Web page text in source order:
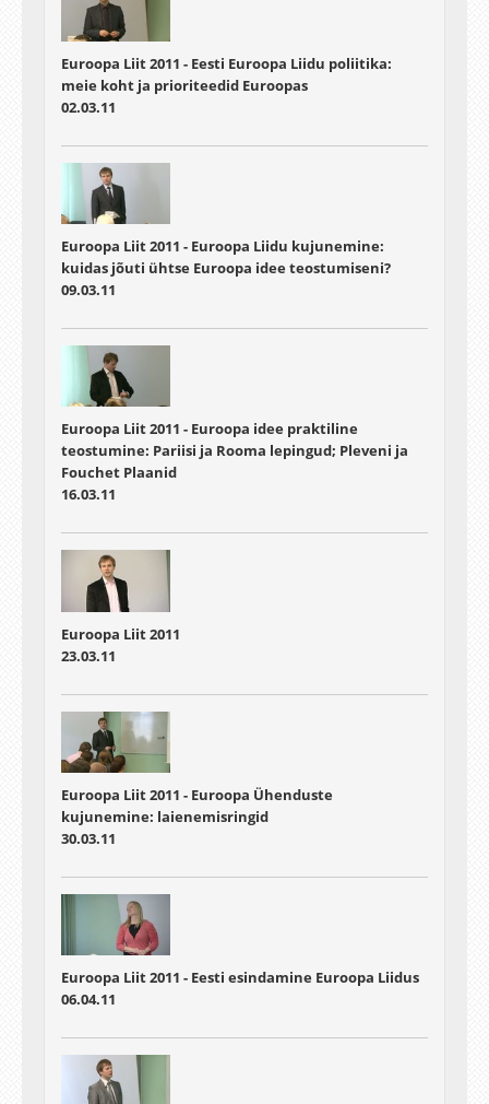
Euroopa Liit 2011 - Eesti Euroopa Liidu poliitika:
meie koht ja prioriteedid Euroopas
02.03.11
Euroopa Liit 2011 - Euroopa Liidu kujunemine:
kuidas jõuti ühtse Euroopa idee teostumiseni?
09.03.11
Euroopa Liit 2011 - Euroopa idee praktiline
teostumine: Pariisi ja Rooma lepingud; Pleveni ja
Fouchet Plaanid
16.03.11
Euroopa Liit 2011
23.03.11
Euroopa Liit 2011 - Euroopa Ühenduste
kujunemine: laienemisringid
30.03.11
Euroopa Liit 2011 - Eesti esindamine Euroopa Liidus
06.04.11